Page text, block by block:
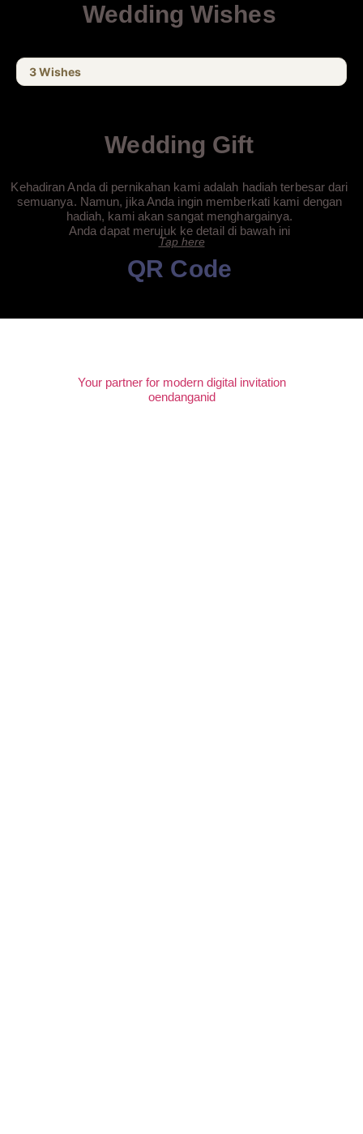
Wedding Wishes
3Wishes
Wedding Gift
Kehadiran Anda di pernikahan kami adalah hadiah terbesar dari
semuanya. Namun, jika Anda ingin memberkati kami dengan
hadiah, kami akan sangat menghargainya.
Anda dapat merujuk ke detail di bawah ini
Tap here
QR Code
Your partner for modern digital invitation
oendanganid